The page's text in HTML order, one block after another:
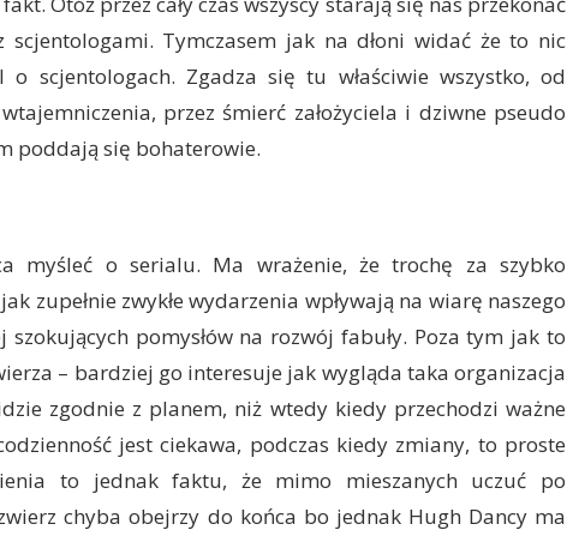
Tymczasem jak na dłoni widać że to nic
scjentologach. Zgadza się tu właściwie wszystko, od
przez śmierć założyciela i dziwne pseudo
poddają się bohaterowie.
myśleć o serialu. Ma wrażenie, że trochę za szybko
zupełnie zwykłe wydarzenia wpływają na wiarę naszego
pomysłów na rozwój fabuły. Poza tym jak to
– bardziej go interesuje jak wygląda taka organizacja
zgodnie z planem, niż wtedy kiedy przechodzi ważne
jest ciekawa, podczas kiedy zmiany, to proste
to jednak faktu, że mimo mieszanych uczuć po
chyba obejrzy do końca bo jednak Hugh Dancy ma